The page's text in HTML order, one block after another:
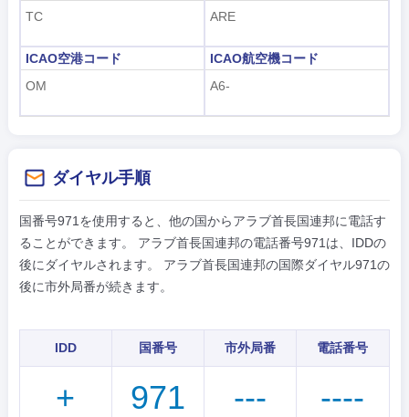
TC
ARE
ICAO空港コード
OM
ICAO航空機コード
A6-
ダイヤル手順
国番号971を使用すると、他の国からアラブ首長国連邦に電話す
ることができます。 アラブ首長国連邦の電話番号971は、IDDの
後にダイヤルされます。 アラブ首長国連邦の国際ダイヤル971の
後に市外局番が続きます。
IDD 国番号 市外局番 電話番号
+ 971 --- ----